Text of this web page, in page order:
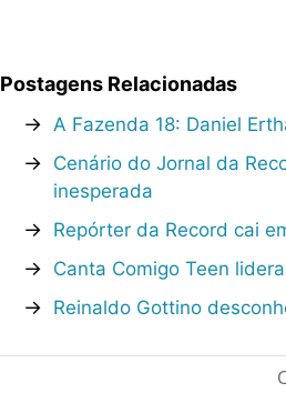
Postagens Relacionadas
→ A Fazenda 18: Daniel
→ Cenário do Jornal da
inesperada
→ Repórter da Record cai
→ Canta Comigo Teen
→ Reinaldo Gottino